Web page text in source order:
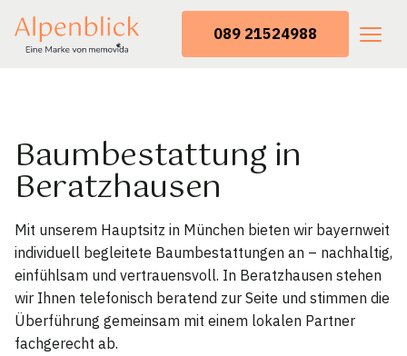
089 21524988
Baumbestattung in
Beratzhausen
Mit unserem Hauptsitz in München bieten wir bayernweit
individuell begleitete Baumbestattungen an – nachhaltig,
einfühlsam und vertrauensvoll. In Beratzhausen stehen
wir Ihnen telefonisch beratend zur Seite und stimmen die
Überführung gemeinsam mit einem lokalen Partner
fachgerecht ab.